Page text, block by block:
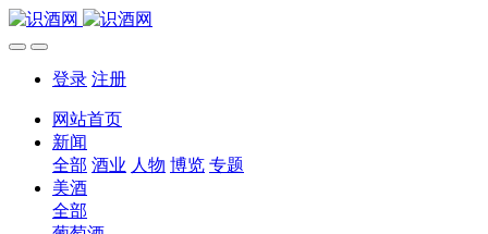
登录 注册
网站首页
新闻
全部 酒业 人物 博览 专题
美酒
全部